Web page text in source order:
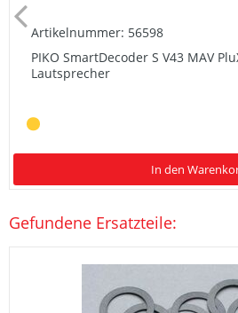
Artikelnummer: 56598
PIKO SmartDecoder S V43 MAV
Lautsprecher
In den
Gefundene Ersatzteile: